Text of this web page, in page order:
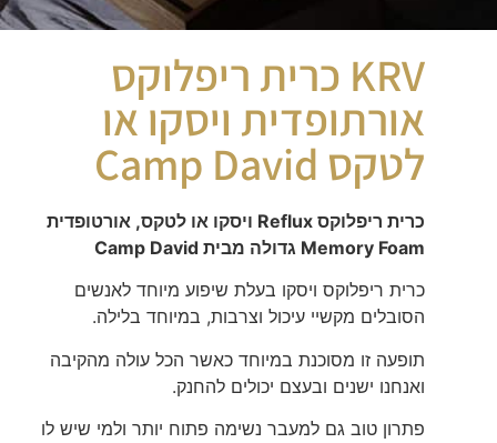
KRV כרית ריפלוקס
אורתופדית ויסקו או
לטקס Camp David
כרית ריפלוקס Reflux ויסקו או לטקס, אורטופדית
Memory Foam גדולה מבית Camp David
כרית ריפלוקס ויסקו בעלת שיפוע מיוחד לאנשים
הסובלים מקשיי עיכול וצרבות, במיוחד בלילה.
תופעה זו מסוכנת במיוחד כאשר הכל עולה מהקיבה
ואנחנו ישנים ובעצם יכולים להחנק.
פתרון טוב גם למעבר נשימה פתוח יותר ולמי שיש לו